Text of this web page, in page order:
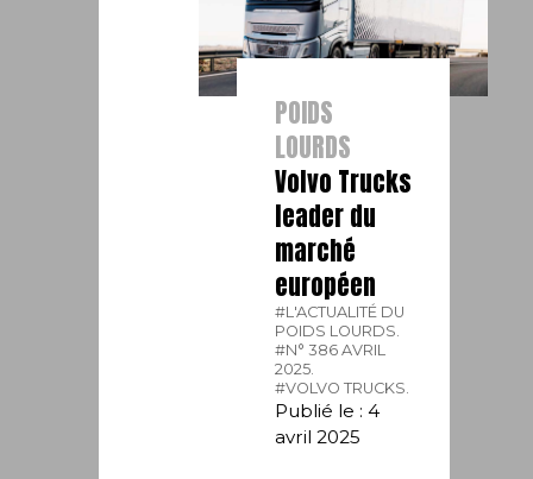
POIDS
LOURDS
Volvo Trucks
leader du
marché
européen
#L'ACTUALITÉ DU
POIDS LOURDS.
#N° 386 AVRIL
2025.
#VOLVO TRUCKS.
Publié le : 4
avril 2025